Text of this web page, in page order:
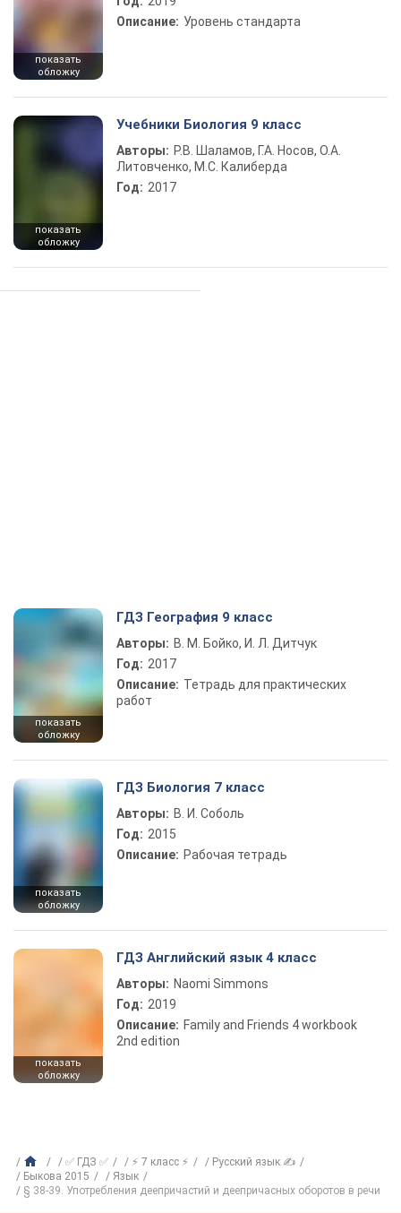
показать
обложку
Описание: Уровень стандарта
показать
обложку
Учебники Биология 9 класс
Авторы: Р.В. Шаламов, Г.А. Носов, О.А.
Литовченко, М.С. Калиберда
Год: 2017
показать
обложку
ГДЗ География 9 класс
Авторы: В. М. Бойко, И. Л. Дитчук
Год: 2017
Описание: Тетрадь для практических
работ
показать
обложку
ГДЗ Биология 7 класс
Авторы: В. И. Соболь
Год: 2015
Описание: Рабочая тетрадь
показать
обложку
ГДЗ Английский язык 4 класс
Авторы: Naomi Simmons
Год: 2019
Описание: Family and Friends 4 workbook
2nd edition
✅ ГДЗ ✅ ⚡ 7 класс ⚡
Русский язык ✍
Быкова 2015
Язык
§ 38-39. Употребления деепричастий и деепричасных оборотов в речи